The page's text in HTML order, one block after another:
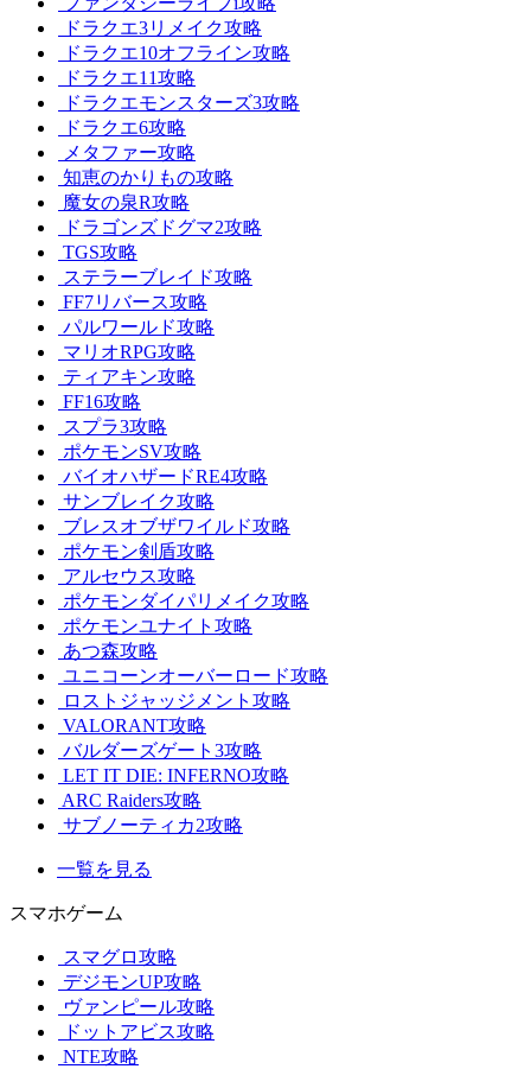
ドラクエ3リメイク攻略
ドラクエ10オフライン攻略
ドラクエ11攻略
ドラクエモンスターズ3攻略
ドラクエ6攻略
メタファー攻略
知恵のかりもの攻略
魔女の泉R攻略
ドラゴンズドグマ2攻略
TGS攻略
ステラーブレイド攻略
FF7リバース攻略
パルワールド攻略
マリオRPG攻略
ティアキン攻略
FF16攻略
スプラ3攻略
ポケモンSV攻略
バイオハザードRE4攻略
サンブレイク攻略
ブレスオブザワイルド攻略
ポケモン剣盾攻略
アルセウス攻略
ポケモンダイパリメイク攻略
ポケモンユナイト攻略
あつ森攻略
ユニコーンオーバーロード攻略
ロストジャッジメント攻略
VALORANT攻略
バルダーズゲート3攻略
LET IT DIE: INFERNO攻略
ARC Raiders攻略
サブノーティカ2攻略
一覧を見る
スマホゲーム
スマグロ攻略
デジモンUP攻略
ヴァンピール攻略
ドットアビス攻略
NTE攻略